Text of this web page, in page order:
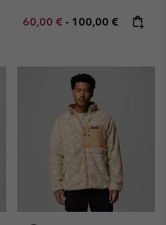
Minimum sale price:
60,00 € - Maximum price:
100,00 €